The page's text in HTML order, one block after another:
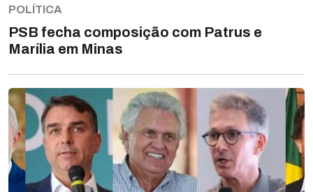
POLÍTICA
PSB fecha composição com Patrus e
Marília em Minas